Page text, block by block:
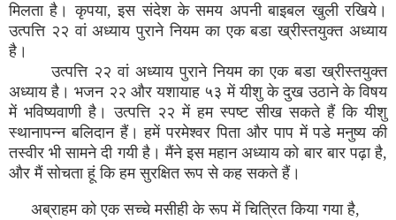
मिलता है। कृपया, इस संदेश के समय अपनी बाइबल खुली रखिये।
उत्पत्ति २२ वां अध्याय पुराने नियम का एक बडा ख्रीस्तयुक्त अध्याय
है।
उत्पत्ति २२ वां अध्याय पुराने नियम का एक बडा ख्रीस्तयुक्त
अध्याय है। भजन २२ और यशायाह ५३ में यीशु के दुख उठाने के विषय
में भविष्यवाणी है। उत्पत्ति २२ में हम स्पष्ट सीख सकते हैं कि यीशु
स्थानापन्न बलिदान हैं। हमें परमेश्वर पिता और पाप में पडे मनुष्य की
तस्वीर भी सामने दी गयी है। मैंने इस महान अध्याय को बार बार पढ़ा है,
और मैं सोचता हूं कि हम सुरक्षित रूप से कह सकते हैं।
अब्राहम को एक सच्चे मसीही के रूप में चित्रित किया गया है,